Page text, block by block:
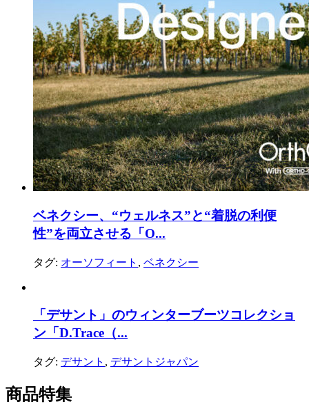
ベネクシー、“ウェルネス”と“着脱の利便
性”を両立させる「O...
タグ: オーソフィート , ベネクシー
「デサント」のウィンターブーツコレクショ
ン「D.Trace（...
タグ: デサント , デサントジャパン
商品特集